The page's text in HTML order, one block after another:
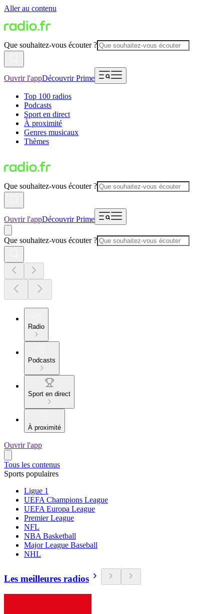
Aller au contenu
Que souhaitez-vous écouter ?
Ouvrir l'appDécouvrir Prime
Top 100 radios
Podcasts
Sport en direct
À proximité
Genres musicaux
Thèmes
Que souhaitez-vous écouter ?
Ouvrir l'appDécouvrir Prime
Que souhaitez-vous écouter ?
Radio
Podcasts
Sport en direct
À proximité
Ouvrir l'app
Tous les contenus
Sports populaires
Ligue 1
UEFA Champions League
UEFA Europa League
Premier League
NFL
NBA Basketball
Major League Baseball
NHL
Les meilleures radios